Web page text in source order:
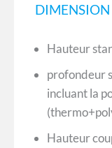
DIMENSION
Hauteur
profondeur
incluant la
Hauteur